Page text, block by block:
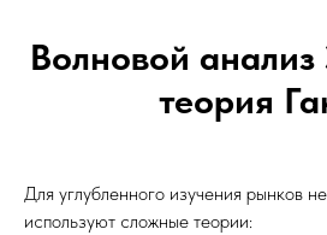
Волновой анализ
теория
Для углубленного изучения рынков
используют сложные теории: